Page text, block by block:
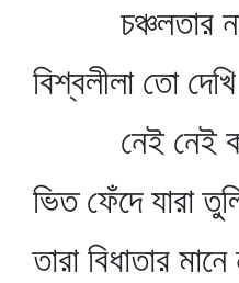
চঞ্চলতার
বিশ্বলীলা তো
নেই নেই
ভিত ফেঁদে যারা
তারা বিধাতার